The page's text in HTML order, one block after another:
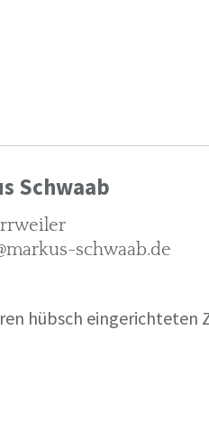
Schwaab
schwaab.de
hübsch eingerichteten